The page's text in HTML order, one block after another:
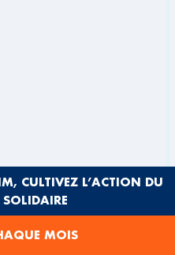
DURABLE
CULTIVEZ L’ACTION DU
SOLIDAIRE
MOIS